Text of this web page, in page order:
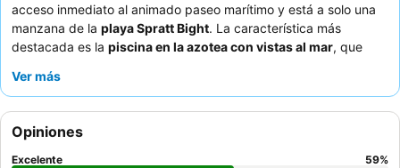
acceso inmediato al animado paseo marítimo y está a solo una
manzana de la playa Spratt Bight. La característica más
destacada es la piscina en la azotea con vistas al mar, que
constantemente al
Para disfrutar de la mejor experiencia, considere una habitación
con unbalcón grande
de la isla.
Ver más
Opiniones
Excelente 59%